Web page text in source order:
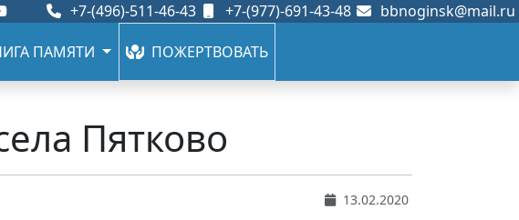
+7-(496)-511-46-43 +7-(977)-691-43-48 bbnoginsk@mail.ru
ПАМЯТИ ПОЖЕРТВОВАТЬ
Пятково
13.02.2020